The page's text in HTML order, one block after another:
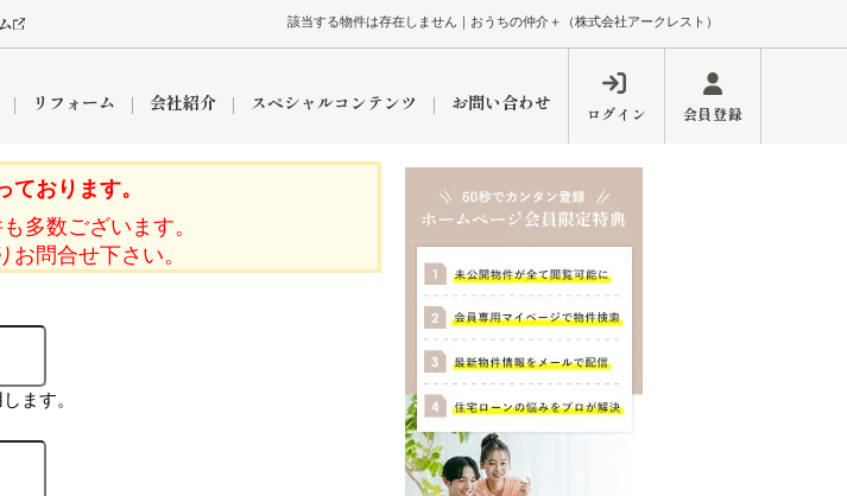
該当する物件は存在しません｜おうちの仲介＋（株式会社アークレスト）
り 閲覧履歴
質問 売却コラム
リフォーム
成金 【東京】補助金・助成金
会社紹介
創業の想い インフォメーション ブログ
東久留米営業所
スペシャルコンテンツ
ンタルスペース
お問い合わせ
ご相談 プライバシーポリシー
ログイン 会員登録
おります。
多数ございます。
問合せ下さい。
ます。